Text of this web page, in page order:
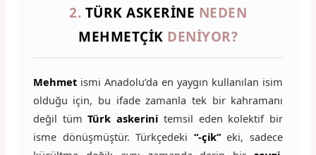
2. TÜRK ASKERINE NEDEN
MEHMETÇIK DENIYOR?
Mehmetismi Anadolu’da en yaygın kullanılan isim
olduğu için, bu ifade zamanla tek bir kahramanı
değil tümTürk askerini temsil eden kolektif bir
isme dönüşmüştür. Türkçedeki “-çik”eki, sadece